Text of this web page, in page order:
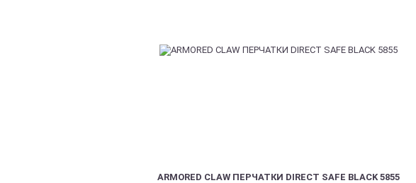
ARMORED CLAW ПЕРЧАТКИ DIRECT SAFE BLACK 5855